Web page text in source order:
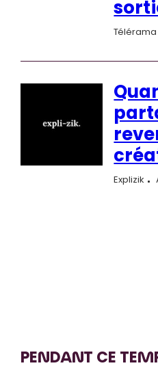
Télérama
Explizik
PENDANT CE